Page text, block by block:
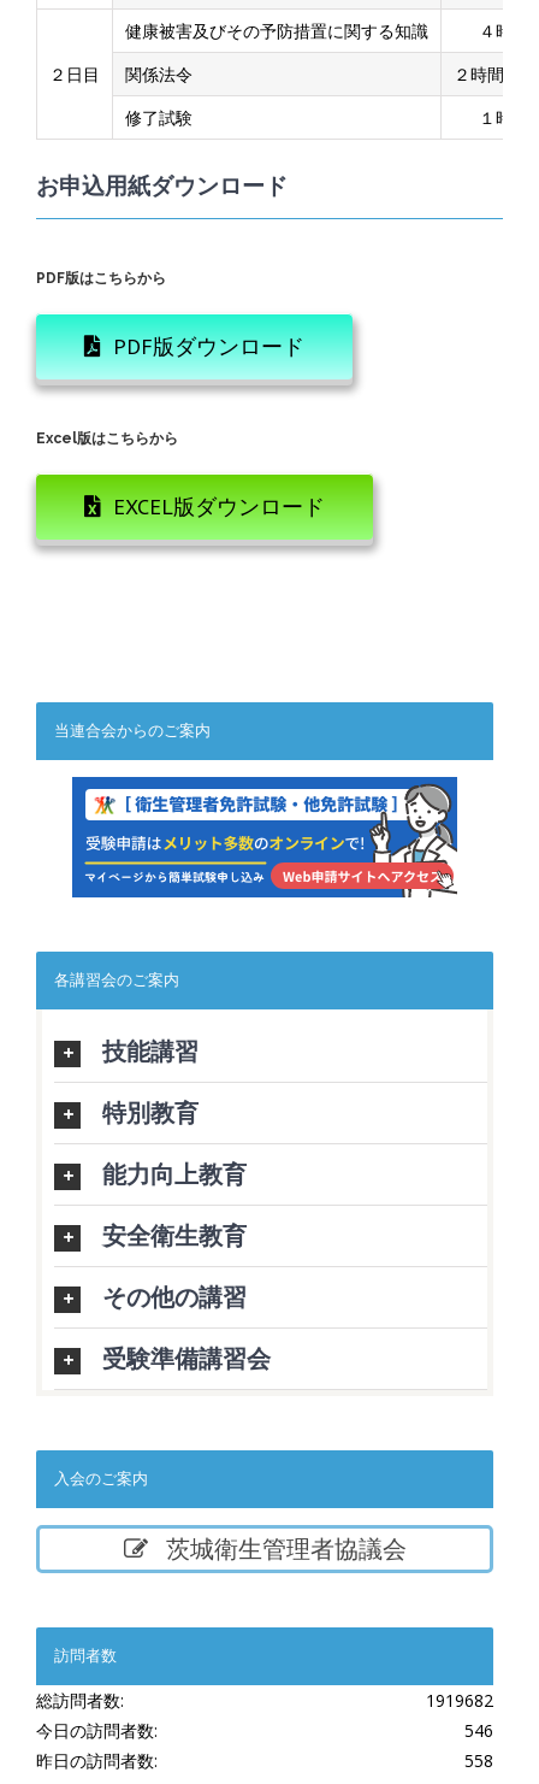
２日目
健康被害及びその予防措置に関する知識
４時間
関係法令
２時間３
修了試験
１時間
お申込用紙ダウンロード
PDF版はこちらから
PDF版ダウンロード
Excel版はこちらから
EXCEL版ダウンロード
当連合会からのご案内
各講習会のご案内
技能講習
特別教育
能力向上教育
安全衛生教育
その他の講習
受験準備講習会
入会のご案内
茨城衛生管理者協議会
訪問者数
1919682
総訪問者数:
546
今日の訪問者数:
558
昨日の訪問者数: